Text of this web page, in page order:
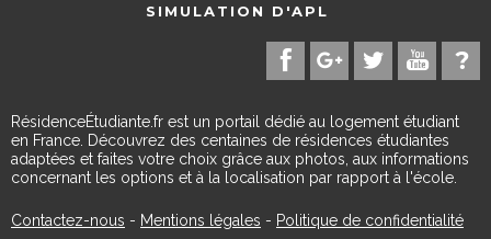
SIMULATION D'APL
RésidenceÉtudiante.fr est un portail dédié au logement étudiant
en France. Découvrez des centaines de résidences étudiantes
adaptées et faites votre choix grâce aux photos, aux informations
concernant les options et à la localisation par rapport à l'école.
Contactez-nous - Mentions légales - Politique de confidentialité